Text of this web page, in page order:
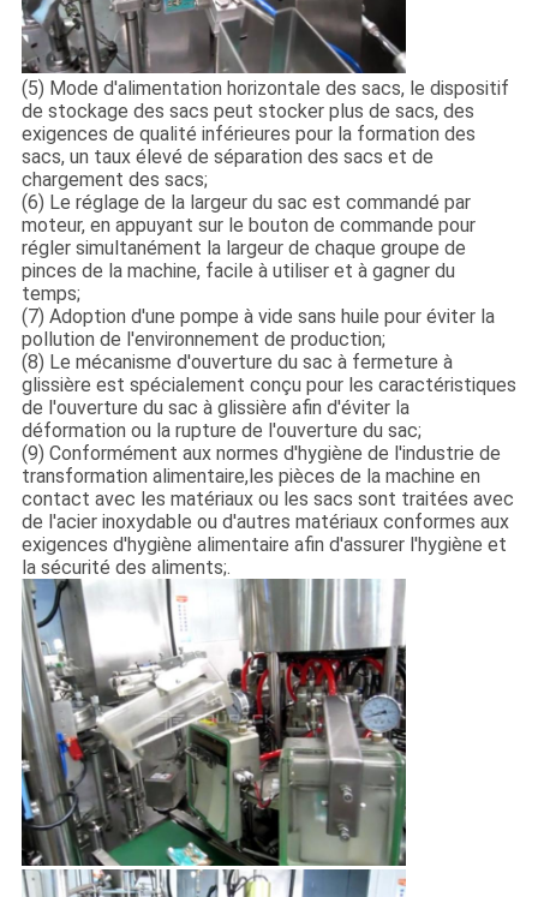
(5) Mode d'alimentation horizontale des sacs, le dispositif
de stockage des sacs peut stocker plus de sacs, des
exigences de qualité inférieures pour la formation des
sacs, un taux élevé de séparation des sacs et de
chargement des sacs;
(6) Le réglage de la largeur du sac est commandé par
moteur, en appuyant sur le bouton de commande pour
régler simultanément la largeur de chaque groupe de
pinces de la machine, facile à utiliser et à gagner du
temps;
(7) Adoption d'une pompe à vide sans huile pour éviter la
pollution de l'environnement de production;
(8) Le mécanisme d'ouverture du sac à fermeture à
glissière est spécialement conçu pour les caractéristiques
de l'ouverture du sac à glissière afin d'éviter la
déformation ou la rupture de l'ouverture du sac;
(9) Conformément aux normes d'hygiène de l'industrie de
transformation alimentaire,les pièces de la machine en
contact avec les matériaux ou les sacs sont traitées avec
de l'acier inoxydable ou d'autres matériaux conformes aux
exigences d'hygiène alimentaire afin d'assurer l'hygiène et
la sécurité des aliments;.